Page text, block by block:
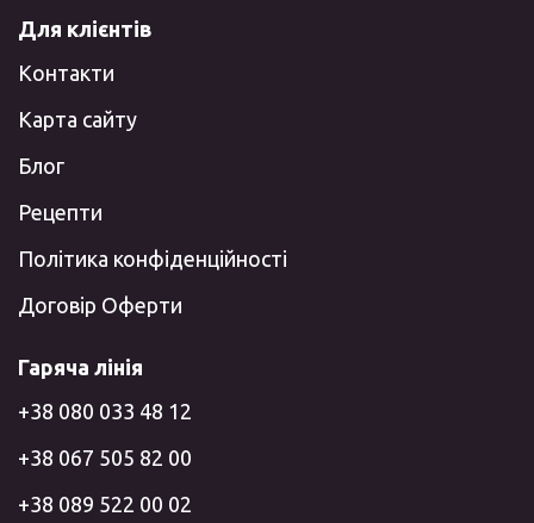
Для клієнтів
Контакти
Карта сайту
Блог
Рецепти
Політика конфіденційності
Договір Оферти
Гаряча лінія
+38 080 033 48 12
+38 067 505 82 00
+38 089 522 00 02